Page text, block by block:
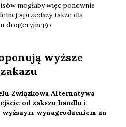
mogłaby więc ponownie
sprzedaży także dla
drogeryjnego.
wyższe
Związkowa Alternatywa
od zakazu handlu i
wynagrodzeniem za